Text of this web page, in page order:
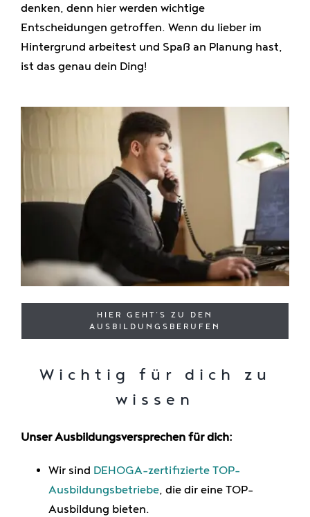
denken, denn hier werden wichtige
Entscheidungen getroffen. Wenn du lieber im
Hintergrund arbeitest und Spaß an Planung hast,
ist das genau dein Ding!
HIER GEHT’S ZU DEN
AUSBILDUNGSBERUFEN
Wichtig für dich zu
wissen
Unser Ausbildungsversprechen für dich:
Wir sind DEHOGA-zertifizierte TOP-
Ausbildungsbetriebe, die dir eine TOP-
Ausbildung bieten.